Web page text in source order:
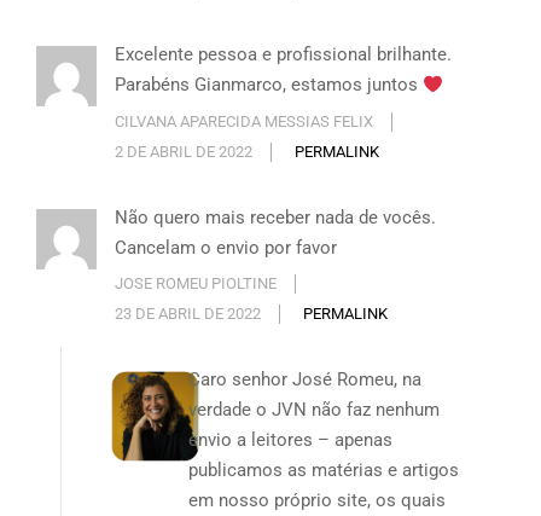
Excelente pessoa e profissional brilhante.
Parabéns Gianmarco, estamos juntos
CILVANA APARECIDA MESSIAS FELIX
2 DE ABRIL DE 2022
PERMALINK
Não quero mais receber nada de vocês.
Cancelam o envio por favor
JOSE ROMEU PIOLTINE
23 DE ABRIL DE 2022
PERMALINK
Caro senhor José Romeu, na
verdade o JVN não faz nenhum
envio a leitores – apenas
publicamos as matérias e artigos
em nosso próprio site, os quais